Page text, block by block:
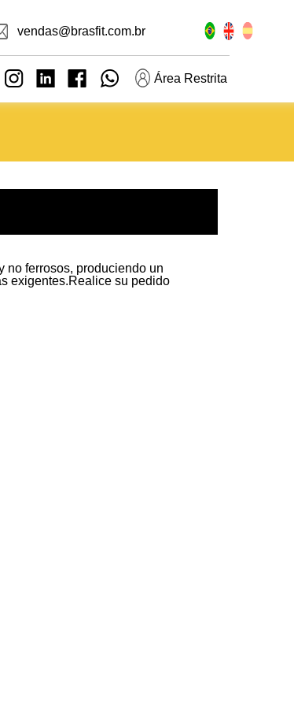
vendas@brasfit.com.br
Área Restrita
no ferrosos, produciendo un
exigentes.Realice su pedido